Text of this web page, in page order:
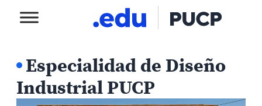
Especialidad de Diseño
Industrial PUCP